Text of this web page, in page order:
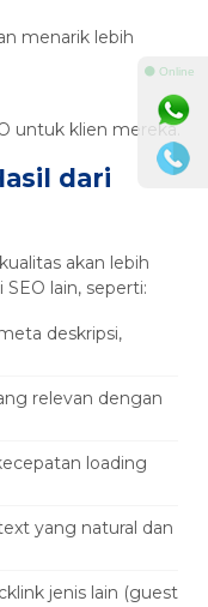
menarik lebih
untuk klien mereka.
dari
akan lebih
lain, seperti:
deskripsi,
relevan dengan
loading
yang natural dan
jenis lain (guest
⚫ Online